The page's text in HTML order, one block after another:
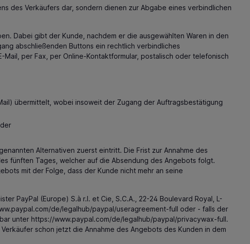
des Verkäufers dar, sondern dienen zur Abgabe eines verbindlichen
Dabei gibt der Kunde, nachdem er die ausgewählten Waren in den
abschließenden Buttons ein rechtlich verbindliches
per Fax, per Online-Kontaktformular, postalisch oder telefonisch
übermittelt, wobei insoweit der Zugang der Auftragsbestätigung
Alternativen zuerst eintritt. Die Frist zur Annahme des
fünften Tages, welcher auf die Absendung des Angebots folgt.
mit der Folge, dass der Kunde nicht mehr an seine
PayPal (Europe) S.à r.l. et Cie, S.C.A., 22-24 Boulevard Royal, L-
/de/legalhub/paypal/useragreement-full oder - falls der
unter https://www.paypal.com/de/legalhub/paypal/privacywax-full.
schon jetzt die Annahme des Angebots des Kunden in dem